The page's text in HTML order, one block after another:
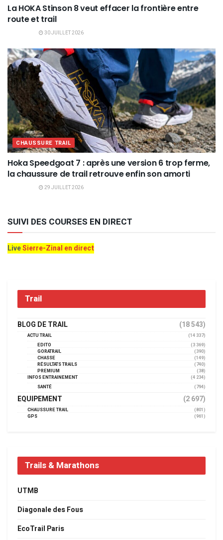
La HOKA Stinson 8 veut effacer la frontière entre
route et trail
30 JUILLET 2026
CHAUSSURE TRAIL
Hoka Speedgoat 7 : après une version 6 trop ferme,
la chaussure de trail retrouve enfin son amorti
29 JUILLET 2026
SUIVI DES COURSES EN DIRECT
LiveSierre-Zinal en direct
Trail
BLOG DE TRAIL (18 543)
ACTU TRAIL
(14 337)
EDITO
(3 369)
GORATRAIL
(390)
CHASSE
(149)
RÉSULTATS TRAILS
(740)
PREMIUM
(38)
INFOS ENTRAINEMENT
(4 234)
SANTÉ
(794)
EQUIPEMENT (2 697)
CHAUSSURE TRAIL
(801)
GPS
(961)
Trails & Marathons
UTMB
Diagonale des Fous
EcoTrail Paris